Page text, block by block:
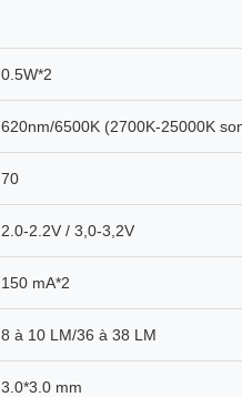
0.5W*2
620nm/6500K (2700K-25000K
70
2.0-2.2V / 3,0-3,2V
150 mA*2
8 à 10 LM/36 à 38 LM
3.0*3.0 mm